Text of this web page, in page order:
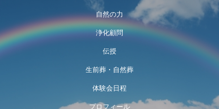
自然の力
浄化顧問
伝授
生前葬・自然葬
体験会日程
プロフィール